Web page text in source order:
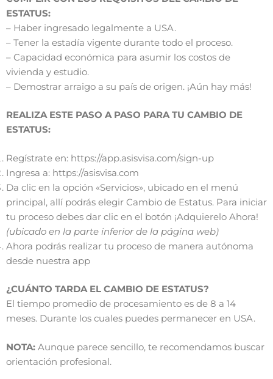
ESTATUS:
– Haber ingresado legalmente a USA.
– Tener la estadía vigente durante todo el proceso.
– Capacidad económica para asumir los costos de
vivienda y estudio.
– Demostrar arraigo a su país de origen. ¡Aún hay más!
REALIZA ESTE PASO A PASO PARA TU CAMBIO DE
ESTATUS:
Regístrate en: https://app.asisvisa.com/sign-up
Ingresa a: https://asisvisa.com
Da clic en la opción «Servicios», ubicado en el menú
principal, allí podrás elegir Cambio de Estatus. Para iniciar
tu proceso debes dar clic en el botón ¡Adquierelo Ahora!
(ubicado en la parte inferior de la página web)
Ahora podrás realizar tu proceso de manera autónoma
desde nuestra app
¿CUÁNTO TARDA EL CAMBIO DE ESTATUS?
El tiempo promedio de procesamiento es de 8 a 14
meses. Durante los cuales puedes permanecer en USA.
NOTA: Aunque parece sencillo, te recomendamos buscar
orientación profesional.